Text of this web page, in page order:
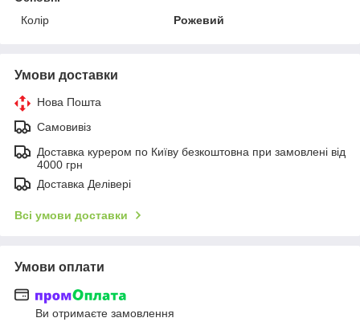
Колір
Рожевий
Умови доставки
Нова Пошта
Самовивіз
Доставка курером по Київу безкоштовна при замовлені від
4000 грн
Доставка Делівері
Всі умови доставки
Умови оплати
Ви отримаєте замовлення